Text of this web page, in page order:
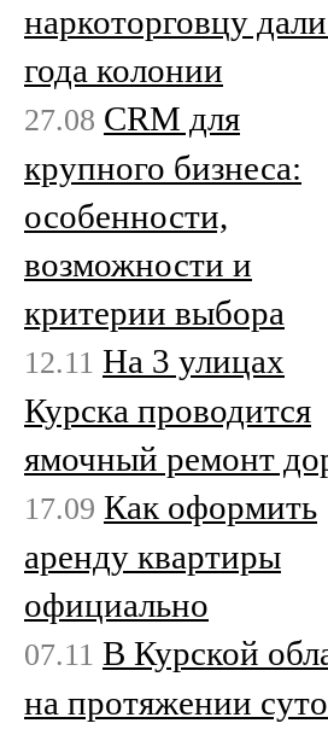
наркоторговцу
года колонии
27.08 CRM для
крупного бизнеса:
особенности,
возможности и
критерии выбора
12.11 На 3 улицах
Курска проводится
ямочный ремонт
17.09 Как оформить
аренду квартиры
официально
07.11 В Курской
на протяжении